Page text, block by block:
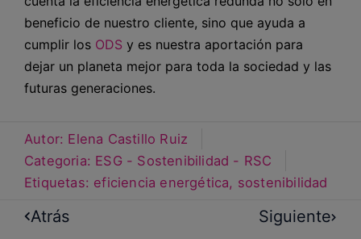
beneficio de nuestro cliente, sino que ayuda a
cumplir los ODS y es nuestra aportación para
dejar un planeta mejor para toda la sociedad y las
futuras generaciones.
Autor: Elena Castillo Ruiz
Categoria: ESG - Sostenibilidad - RSC
Etiquetas: eficiencia energética, sostenibilidad
Atrás Siguiente